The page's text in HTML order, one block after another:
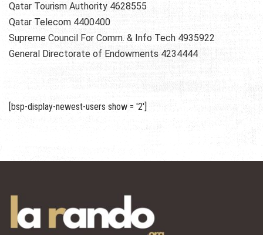
Qatar Tourism Authority 4628555
Qatar Telecom 4400400
Supreme Council For Comm. & Info Tech 4935922
General Directorate of Endowments 4234444
[bsp-display-newest-users show = '2']